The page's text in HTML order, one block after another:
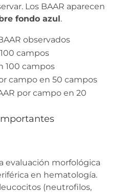
Los BAAR aparecen
fondo azul .
observados
campos
100 campos
campo en 50 campos
por campo en 20
evaluación morfológica
en hematología.
(neutrofilos,